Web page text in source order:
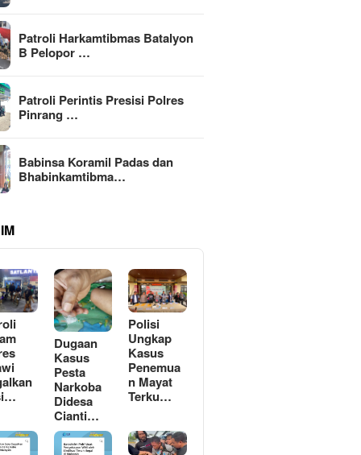
Patroli Harkamtibmas Batalyon
B Pelopor …
Patroli Perintis Presisi Polres
Pinrang …
Babinsa Koramil Padas dan
Bhabinkamtibma…
Dugaan
Kasus
Pesta
Narkoba
Didesa
Cianti…
Polisi
Ungkap
Kasus
Penemua
n Mayat
Terku…